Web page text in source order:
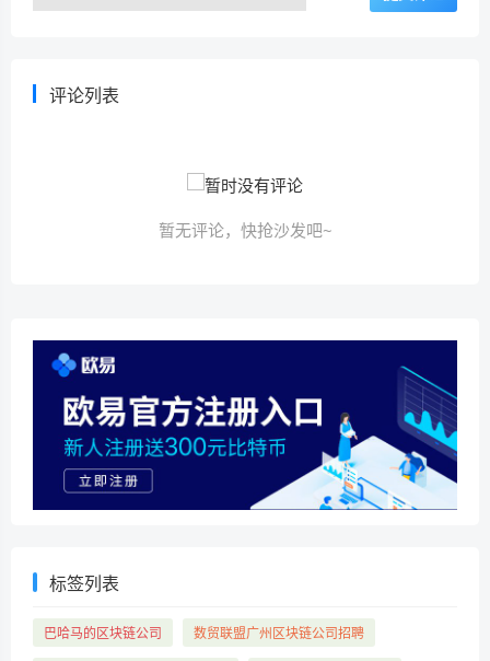
评论列表
暂无评论，快抢沙发吧~
标签列表
巴哈马的区块链公司 数贸联盟广州区块链公司招聘